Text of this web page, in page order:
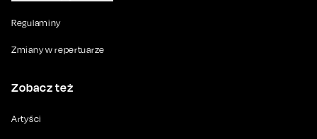
Regulaminy
Zmiany w repertuarze
Zobacz też
Artyści